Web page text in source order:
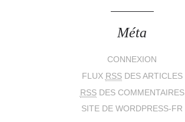
Méta
CONNEXION
FLUX RSSDES ARTICLES
RSSDES COMMENTAIRES
SITE DE WORDPRESS-FR